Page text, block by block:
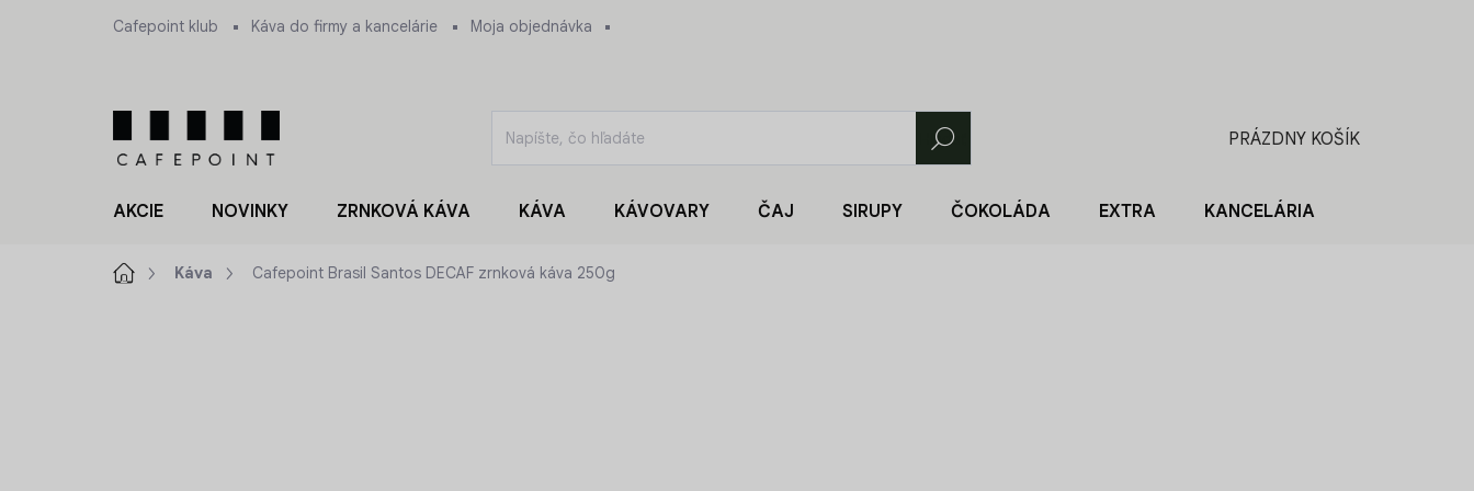
Cafepoint klub Káva do firmy a kancelárie Moja objednávka
Hľadať
NÁKUPNÝ
PRÁZDNY KOŠÍK
AKCIE NOVINKY ZRNKOVÁ KÁVA KÁVA KÁVOVARY ČAJ SIRUPY ČOKOLÁDA EXTRA KANCELÁRIA
DomovKáva Cafepoint Brasil Santos DECAF zrnková káva 250g